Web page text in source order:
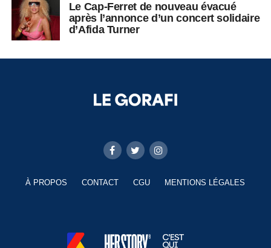
Le Cap-Ferret de nouveau évacué
après l’annonce d’un concert solidaire
d’Afida Turner
À PROPOS CONTACT CGU MENTIONS LÉGALES